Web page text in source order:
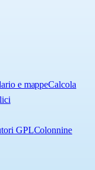
e mappeCalcola
GPLColonnine